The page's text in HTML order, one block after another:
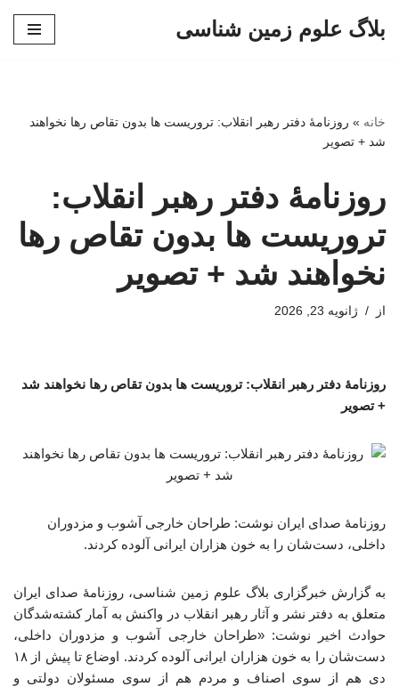
بلاگ علوم زمین شناسی
خانه » روزنامۀ دفتر رهبر انقلاب: تروریست ها بدون تقاص رها نخواهند
شد + تصویر
روزنامۀ دفتر رهبر انقلاب:
تروریست ها بدون تقاص رها
نخواهند شد + تصویر
از ژانویه 23, 2026
روزنامۀ دفتر رهبر انقلاب: تروریست ها بدون تقاص رها نخواهند شد
+ تصویر
روزنامۀ صدای ایران نوشت: طراحان خارجی آشوب و مزدوران
داخلی‌، دست‌شان را به خون هزاران ایرانی آلوده کردند.
به گزارش خبرگزاری بلاگ علوم زمین شناسی، روزنامۀ صدای ایران
متعلق به دفتر نشر و آثار رهبر انقلاب در واکنش به آمار کشته‌شدگان
حوادث اخیر نوشت: «طراحان خارجی آشوب و مزدوران داخلی‌،
دست‌شان را به خون هزاران ایرانی آلوده کردند. اوضاع تا پیش از ۱۸
دی‌ هم از سوی اصناف و مردم هم از سوی مسئولان دولتی و